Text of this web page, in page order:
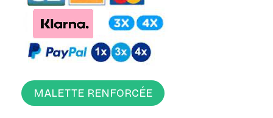
MALETTE RENFORCÉE